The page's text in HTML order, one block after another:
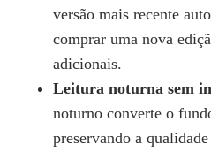
versão mais recente
comprar uma nova
adicionais.
Leitura noturna sem
noturno converte o
preservando a